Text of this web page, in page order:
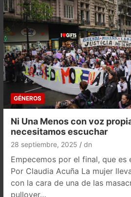
GÉNEROS
Ni Una Menos con voz
necesitamos escuchar
28 septiembre, 2025 dn
Empecemos por el final, que
Por Claudia Acuña La mujer
con la cara de una de las
pullover…